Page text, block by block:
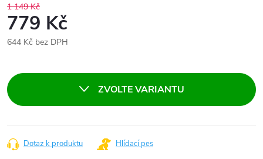
1 149 Kč
779 Kč
644 Kč bez DPH
ZVOLTE VARIANTU
Dotaz k produktu Hlídací pes